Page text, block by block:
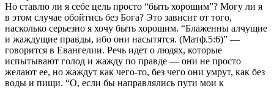
Но ставлю ли я себе цель просто “быть хорошим”? Могу ли я
в этом случае обойтись без Бога? Это зависит от того,
насколько серьезно я хочу быть хорошим. “Блаженны алчущие
и жаждущие правды, ибо они насытятся. (Матф.5:6)” —
говорится в Евангелии. Речь идет о людях, которые
испытывают голод и жажду по правде — они не просто
желают ее, но жаждут как чего-то, без чего они умрут, как без
воды и пищи. “О, если бы направлялись пути мои к